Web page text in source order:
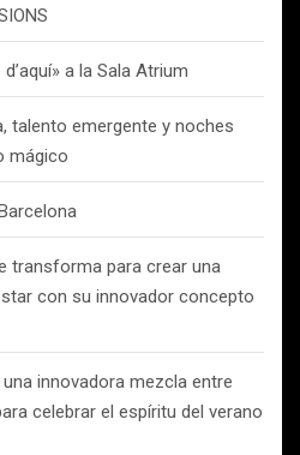
a la Sala Atrium
talento emergente y noches
mágico
transforma para crear una
con su innovador concepto
innovadora mezcla entre
celebrar el espíritu del verano